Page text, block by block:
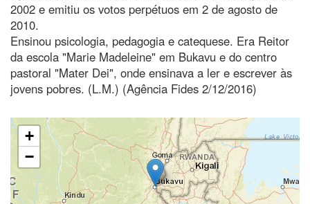
2002 e emitiu os votos perpétuos em 2 de agosto de
2010.
Ensinou psicologia, pedagogia e catequese. Era Reitor
da escola "Marie Madeleine" em Bukavu e do centro
pastoral "Mater Dei", onde ensinava a ler e escrever às
jovens pobres. (L.M.) (Agência Fides 2/12/2016)
+
−